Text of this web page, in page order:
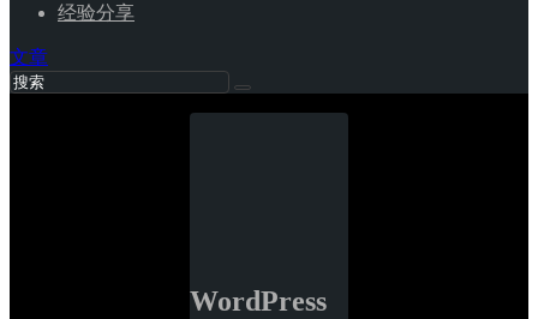
经验分享
文章
WordPress